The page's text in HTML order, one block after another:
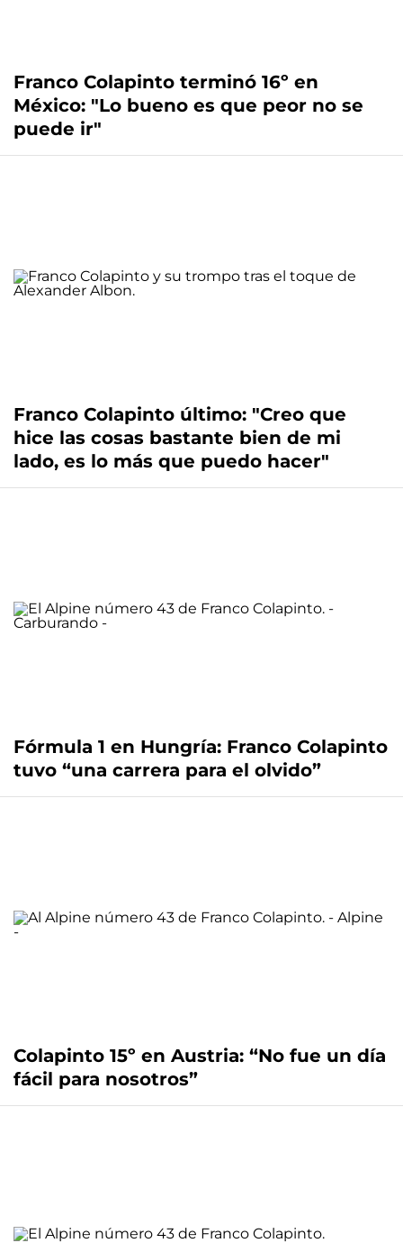
Franco Colapinto terminó 16º en
México: "Lo bueno es que peor no se
puede ir"
Franco Colapinto último: "Creo que
hice las cosas bastante bien de mi
lado, es lo más que puedo hacer"
Fórmula 1 en Hungría: Franco Colapinto
tuvo “una carrera para el olvido”
Colapinto 15º en Austria: “No fue un día
fácil para nosotros”